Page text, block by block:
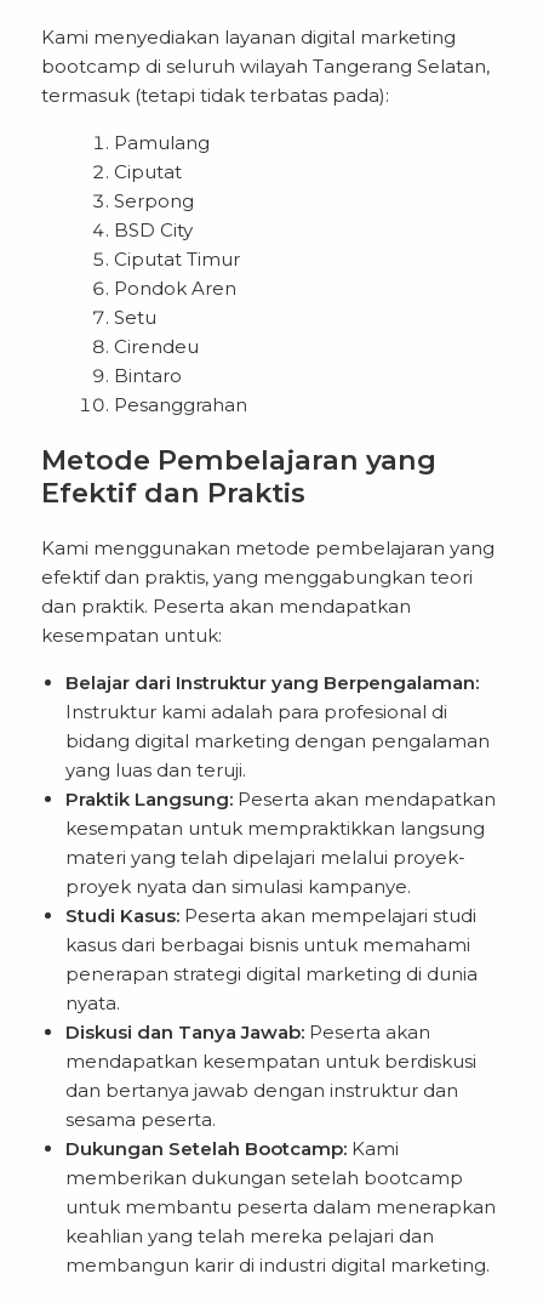
Kami menyediakan layanan digital marketing
bootcamp di seluruh wilayah Tangerang Selatan,
termasuk (tetapi tidak terbatas pada):
Pamulang
Ciputat
Serpong
BSD City
Ciputat Timur
Pondok Aren
Setu
Cirendeu
Bintaro
Pesanggrahan
Metode Pembelajaran yang
Efektif dan Praktis
Kami menggunakan metode pembelajaran yang
efektif dan praktis, yang menggabungkan teori
dan praktik. Peserta akan mendapatkan
kesempatan untuk:
Belajar dari Instruktur yang Berpengalaman:
Instruktur kami adalah para profesional di
bidang digital marketing dengan pengalaman
yang luas dan teruji.
Praktik Langsung: Peserta akan mendapatkan
kesempatan untuk mempraktikkan langsung
materi yang telah dipelajari melalui proyek-
proyek nyata dan simulasi kampanye.
Studi Kasus: Peserta akan mempelajari studi
kasus dari berbagai bisnis untuk memahami
penerapan strategi digital marketing di dunia
nyata.
Diskusi dan Tanya Jawab: Peserta akan
mendapatkan kesempatan untuk berdiskusi
dan bertanya jawab dengan instruktur dan
sesama peserta.
Dukungan Setelah Bootcamp: Kami
memberikan dukungan setelah bootcamp
untuk membantu peserta dalam menerapkan
keahlian yang telah mereka pelajari dan
membangun karir di industri digital marketing.